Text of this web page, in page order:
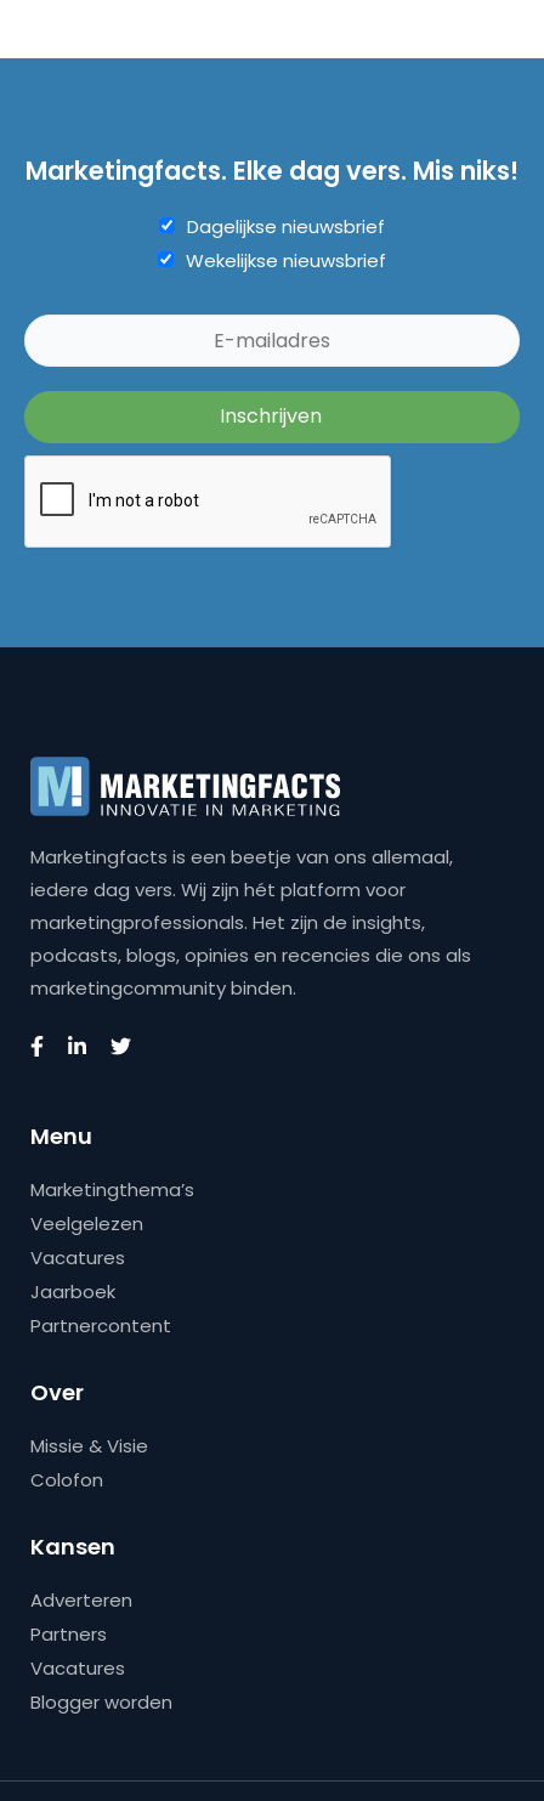
Marketingfacts. Elke dag vers. Mis niks!
Dagelijkse nieuwsbrief
Wekelijkse nieuwsbrief
Marketingfacts is een beetje van ons allemaal,
iedere dag vers. Wij zijn hét platform voor
marketingprofessionals. Het zijn de insights,
podcasts, blogs, opinies en recencies die ons als
marketingcommunity binden.
Menu
Marketingthema’s
Veelgelezen
Vacatures
Jaarboek
Partnercontent
Over
Missie & Visie
Colofon
Kansen
Adverteren
Partners
Vacatures
Blogger worden